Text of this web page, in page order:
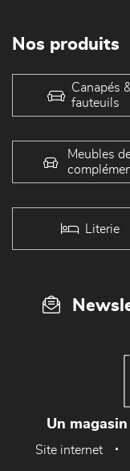
Nos produits
Canapés
fauteuils
Meubles
Literie
Un
Site internet